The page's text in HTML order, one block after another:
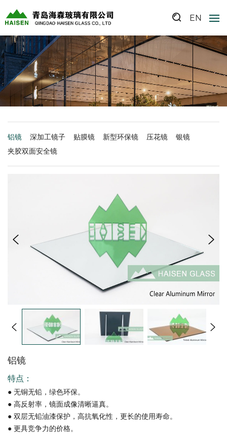
EN
铝镜 深加工镜子 贴膜镜 新型环保镜 压花镜
银镜
夹胶双面安全镜
铝镜
特点：
● 无铜无铅，绿色环保。
● 高反射率，镜面成像清晰逼真。
● 双层无铅油漆保护，高抗氧化性，更长的使用寿命。
● 更具竞争力的价格。